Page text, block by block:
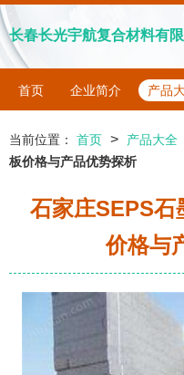
长春长光宇航复合材料有限
首页 企业简介 产品
当前位置： 首页 > 产品大全
板价格与产品优势探析
石家庄SEPS石
价格与